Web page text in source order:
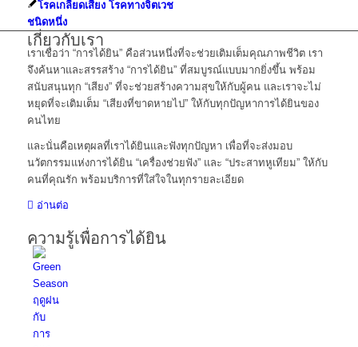
โรคเกลียดเสียง โรคทางจิตเวช
ชนิดหนึ่ง
เกี่ยวกับเรา
เราเชื่อว่า “การได้ยิน” คือส่วนหนึ่งที่จะช่วยเติมเต็มคุณภาพชีวิต เรา
จึงค้นหาและสรรสร้าง “การได้ยิน” ที่สมบูรณ์แบบมากยิ่งขึ้น พร้อม
สนับสนุนทุก “เสียง” ที่จะช่วยสร้างความสุขให้กับผู้คน และเราจะไม่
หยุดที่จะเติมเต็ม “เสียงที่ขาดหายไป” ให้กับทุกปัญหาการได้ยินของ
คนไทย
และนั่นคือเหตุผลที่เราได้ยินและฟังทุกปัญหา เพื่อที่จะส่งมอบ
นวัตกรรมแห่งการได้ยิน “เครื่องช่วยฟัง” และ “ประสาทหูเทียม” ให้กับ
คนที่คุณรัก พร้อมบริการที่ใส่ใจในทุกรายละเอียด
อ่านต่อ
ความรู้เพื่อการได้ยิน